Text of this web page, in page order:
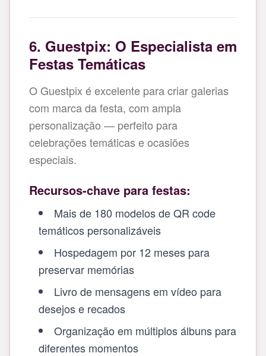
6. Guestpix: O Especialista em
Festas Temáticas
O Guestpix é excelente para criar galerias
com marca da festa, com ampla
personalização — perfeito para
celebrações temáticas e ocasiões
especiais.
Recursos-chave para festas:
Mais de 180 modelos de QR code
temáticos personalizáveis
Hospedagem por 12 meses para
preservar memórias
Livro de mensagens em vídeo para
desejos e recados
Organização em múltiplos álbuns para
diferentes momentos